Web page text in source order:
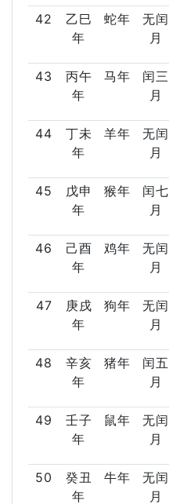
42
乙巳
年
蛇年
无闰
月
43
丙午
年
马年
闰三
月
44
丁未
年
羊年
无闰
月
45
戊申
年
猴年
闰七
月
46
己酉
年
鸡年
无闰
月
47
庚戌
年
狗年
无闰
月
48
辛亥
年
猪年
闰五
月
49
壬子
年
鼠年
无闰
月
50
癸丑
年
牛年
无闰
月